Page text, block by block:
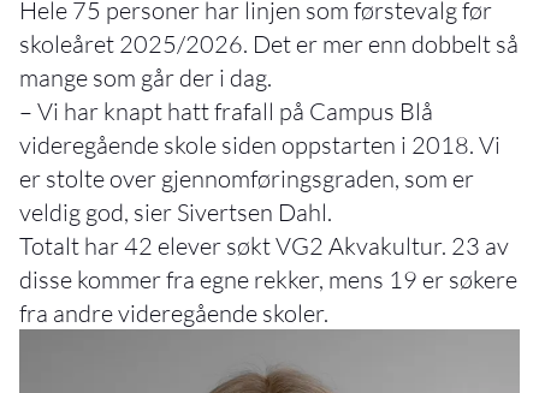
Hele 75 personer har linjen som førstevalg før
skoleåret 2025/2026. Det er mer enn dobbelt så
mange som går der i dag.
– Vi har knapt hatt frafall på Campus Blå
videregående skole siden oppstarten i 2018. Vi
er stolte over gjennomføringsgraden, som er
veldig god, sier Sivertsen Dahl.
Totalt har 42 elever søkt VG2 Akvakultur. 23 av
disse kommer fra egne rekker, mens 19 er søkere
fra andre videregående skoler.